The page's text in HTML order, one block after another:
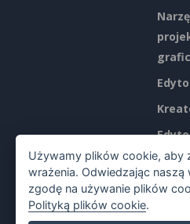
Ceny
Używamy plików cookie, aby
wrażenia. Odwiedzając naszą
zgodę na używanie plików
Polityką plików cookie.